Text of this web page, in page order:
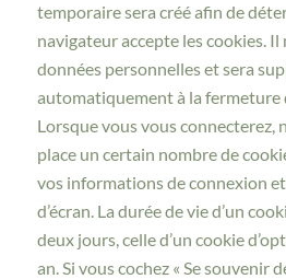
temporaire sera créé afin de
navigateur accepte les cookies.
données personnelles et sera
automatiquement à la fermeture
Lorsque vous vous connecterez,
place un certain nombre de
vos informations de connexion
d’écran. La durée de vie d’un
deux jours, celle d’un cookie
an. Si vous cochez « Se souvenir